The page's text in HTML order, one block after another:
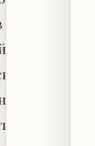
отдельно
и
при